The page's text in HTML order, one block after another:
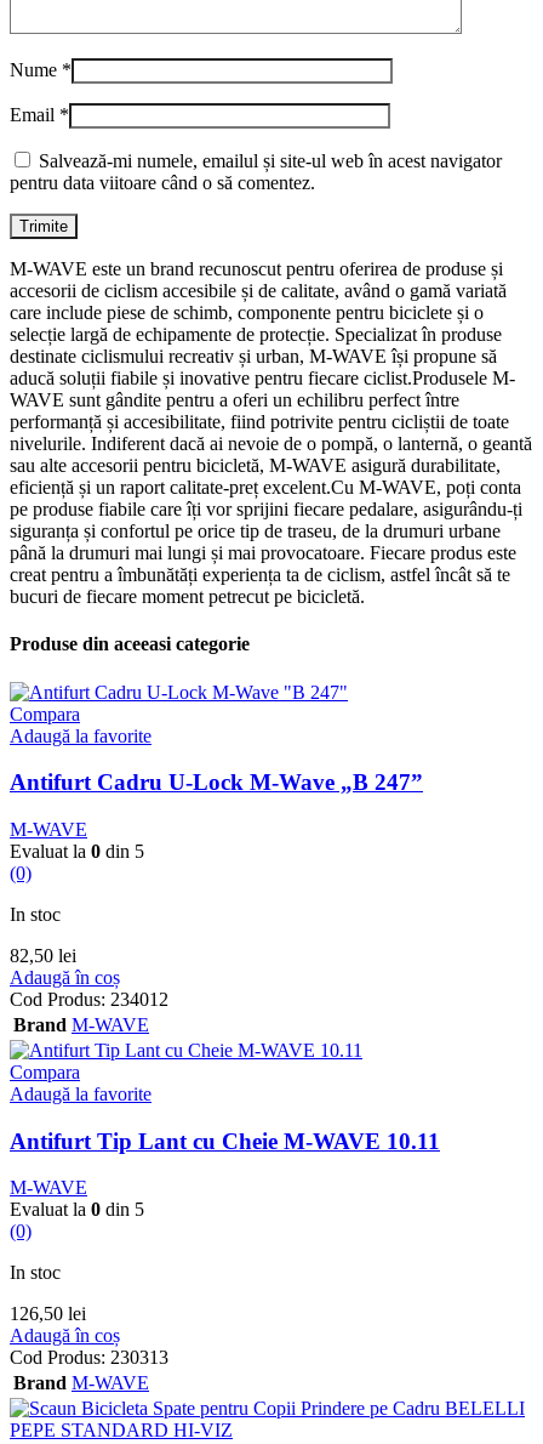
Nume *
Email *
Salvează-mi numele, emailul și site-ul web în acest navigator
pentru data viitoare când o să comentez.
M-WAVE este un brand recunoscut pentru oferirea de produse și
accesorii de ciclism accesibile și de calitate, având o gamă variată
care include piese de schimb, componente pentru biciclete și o
selecție largă de echipamente de protecție. Specializat în produse
destinate ciclismului recreativ și urban, M-WAVE își propune să
aducă soluții fiabile și inovative pentru fiecare ciclist.Produsele M-
WAVE sunt gândite pentru a oferi un echilibru perfect între
performanță și accesibilitate, fiind potrivite pentru cicliștii de toate
nivelurile. Indiferent dacă ai nevoie de o pompă, o lanternă, o geantă
sau alte accesorii pentru bicicletă, M-WAVE asigură durabilitate,
eficiență și un raport calitate-preț excelent.Cu M-WAVE, poți conta
pe produse fiabile care îți vor sprijini fiecare pedalare, asigurându-ți
siguranța și confortul pe orice tip de traseu, de la drumuri urbane
până la drumuri mai lungi și mai provocatoare. Fiecare produs este
creat pentru a îmbunătăți experiența ta de ciclism, astfel încât să te
bucuri de fiecare moment petrecut pe bicicletă.
Produse din aceeasi categorie
Compara
Adaugă la favorite
Antifurt Cadru U-Lock M-Wave „B 247”
M-WAVE
Evaluat la 0 din 5
(0)
In stoc
82,50 lei
Adaugă în coș
Cod Produs: 234012
Brand M-WAVE
Compara
Adaugă la favorite
Antifurt Tip Lant cu Cheie M-WAVE 10.11
M-WAVE
Evaluat la 0 din 5
(0)
In stoc
126,50 lei
Adaugă în coș
Cod Produs: 230313
Brand M-WAVE